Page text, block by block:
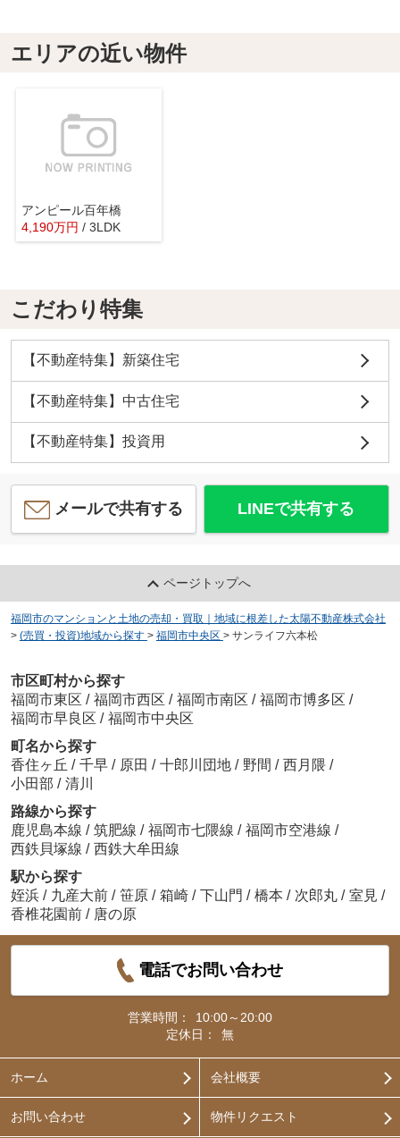
エリアの近い物件
アンピール百年橋
4,190万円 / 3LDK
こだわり特集
【不動産特集】新築住宅
【不動産特集】中古住宅
【不動産特集】投資用
メールで共有する LINEで共有する
ページトップへ
福岡市のマンションと土地の売却・買取｜地域に根差した太陽不動産株式会社
> (売買・投資)地域から探す > 福岡市中央区 > サンライフ六本松
市区町村から探す
福岡市東区 / 福岡市西区 / 福岡市南区 / 福岡市博多区 /
福岡市早良区 / 福岡市中央区
町名から探す
香住ヶ丘 / 千早 / 原田 / 十郎川団地 / 野間 / 西月隈 /
小田部 / 清川
路線から探す
鹿児島本線 / 筑肥線 / 福岡市七隈線 / 福岡市空港線 /
西鉄貝塚線 / 西鉄大牟田線
駅から探す
姪浜 / 九産大前 / 笹原 / 箱崎 / 下山門 / 橋本 / 次郎丸 / 室見 /
香椎花園前 / 唐の原
電話でお問い合わせ
営業時間：
10:00～20:00
定休日：
無
ホーム 会社概要
お問い合わせ 物件リクエスト